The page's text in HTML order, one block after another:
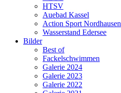
HTSV
Auebad Kassel
Action Sport Nordhausen
Wasserstand Edersee
Bilder
Best of
Fackelschwimmen
Galerie 2024
Galerie 2023
Galerie 2022